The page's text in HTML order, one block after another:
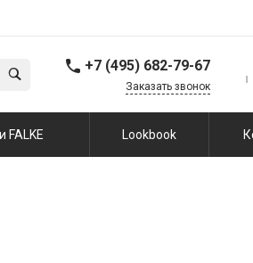
+7 (495) 682-79-67
Заказать звонок
FALKE Lookbook